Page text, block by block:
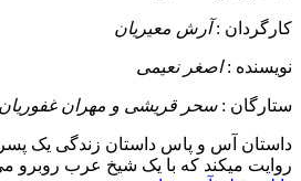
کارگردان :آرش معیریان
نویسنده :اصغر نعیمی
ستارگان :سحر قریشی و مهران غفوریان
داستان آس و پاس داستان زندگی یک
روایت میکند که با یک شیخ عرب روبرو